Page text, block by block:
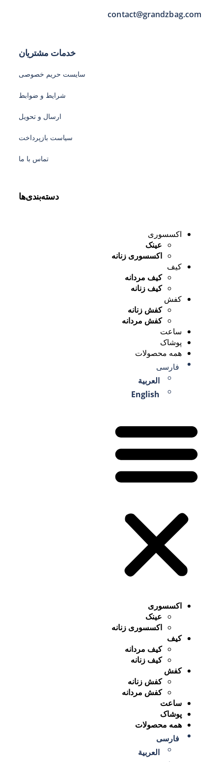
contact@grandzbag.com
خدمات مشتریان
سایست حریم خصوصی
شرایط و ضوابط
ارسال و تحویل
سیاست بازپرداخت
تماس با ما
دسته‌بندی‌ها
اکسسوری
عینک
اکسسوری زنانه
کیف
کیف مردانه
کیف زنانه
کفش
کفش زنانه
کفش مردانه
ساعت
پوشاک
همه محصولات
فارسی
العربية
English
اکسسوری
عینک
اکسسوری زنانه
کیف
کیف مردانه
کیف زنانه
کفش
کفش زنانه
کفش مردانه
ساعت
پوشاک
همه محصولات
فارسی
العربية